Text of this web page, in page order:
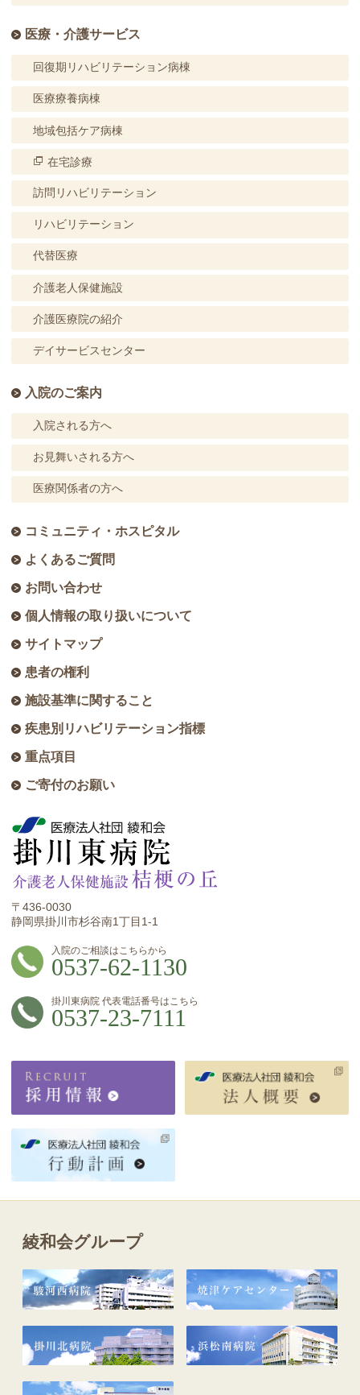
医療・介護サービス
回復期リハビリテーション病棟
医療療養病棟
地域包括ケア病棟
在宅診療
訪問リハビリテーション
リハビリテーション
代替医療
介護老人保健施設
介護医療院の紹介
デイサービスセンター
入院のご案内
入院される方へ
お見舞いされる方へ
医療関係者の方へ
コミュニティ・ホスピタル
よくあるご質問
お問い合わせ
個人情報の取り扱いについて
サイトマップ
患者の権利
施設基準に関すること
疾患別リハビリテーション指標
重点項目
ご寄付のお願い
〒436-0030
静岡県掛川市杉谷南1丁目1-1
0537-62-1130
0537-23-7111
綾和会グループ